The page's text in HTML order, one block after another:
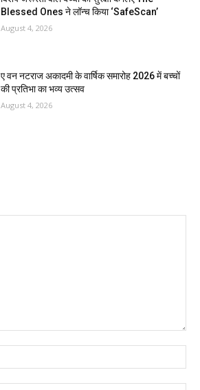
Blessed Ones ने लॉन्च किया ‘SafeScan’
August 4, 2026
ए वन नटराज अकादमी के वार्षिक समारोह 2026 में बच्चों
की प्रतिभा का भव्य उत्सव
August 4, 2026